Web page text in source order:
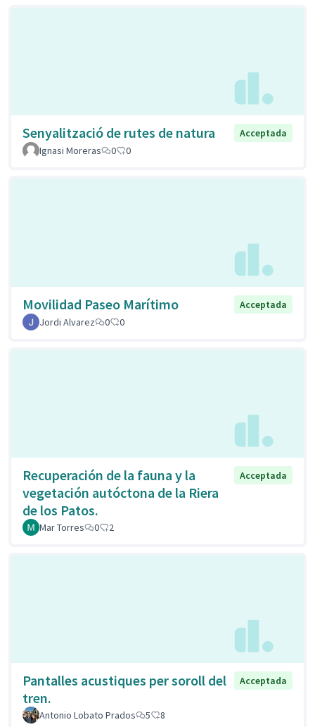
Senyalització de rutes de natura
Acceptada
Ignasi Moreras
0 0
Movilidad Paseo Marítimo
Acceptada
Jordi Alvarez
0 0
Recuperación de la fauna y la
vegetación autóctona de la Riera
de los Patos.
Acceptada
Mar Torres 0 2
Pantalles acustiques per soroll del
tren.
Acceptada
Antonio Lobato Prados 5 8